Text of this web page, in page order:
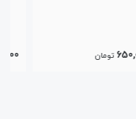
750,000,000